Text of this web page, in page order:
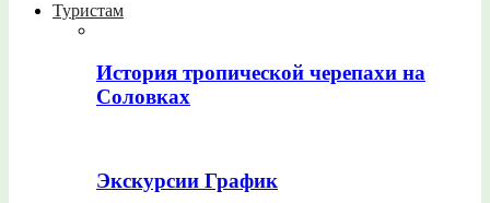
Туристам
История тропической черепахи на
Соловках
Экскурсии График